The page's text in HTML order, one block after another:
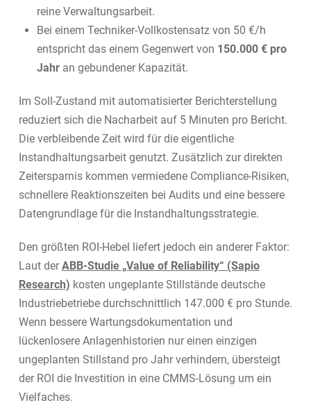
reine Verwaltungsarbeit.
Bei einem Techniker-Vollkostensatz von 50 €/h
entspricht das einem Gegenwert von 150.000 € pro
Jahr an gebundener Kapazität.
Im Soll-Zustand mit automatisierter Berichterstellung
reduziert sich die Nacharbeit auf 5 Minuten pro Bericht.
Die verbleibende Zeit wird für die eigentliche
Instandhaltungsarbeit genutzt. Zusätzlich zur direkten
Zeitersparnis kommen vermiedene Compliance-Risiken,
schnellere Reaktionszeiten bei Audits und eine bessere
Datengrundlage für die Instandhaltungsstrategie.
Den größten ROI-Hebel liefert jedoch ein anderer Faktor:
Laut derABB-Studie „Value of Reliability“ (Sapio
Research) kosten ungeplante Stillstände deutsche
Industriebetriebe durchschnittlich 147.000 € pro Stunde.
Wenn bessere Wartungsdokumentation und
lückenlosere Anlagenhistorien nur einen einzigen
ungeplanten Stillstand pro Jahr verhindern, übersteigt
der ROI die Investition in eine CMMS-Lösung um ein
Vielfaches.